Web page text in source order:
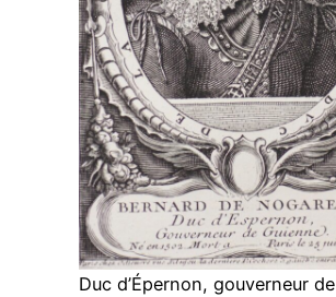
Duc d’Épernon, gouverneur de